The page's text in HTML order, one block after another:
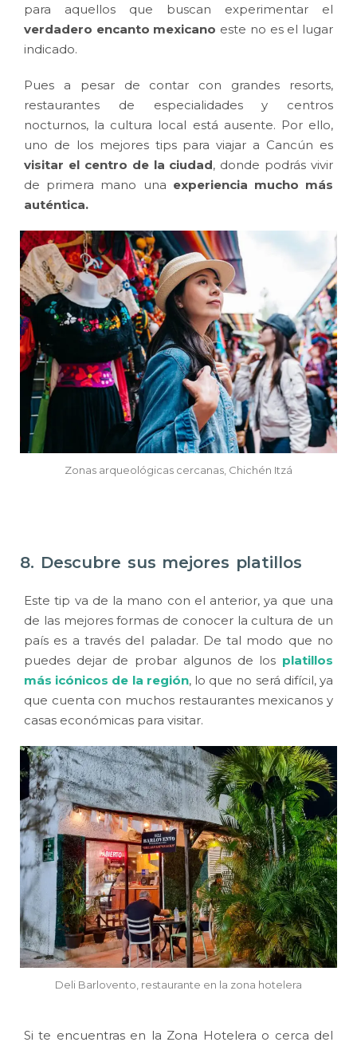
para aquellos que buscan experimentar el
verdadero encanto mexicano este no es el lugar
indicado.
Pues a pesar de contar con grandes resorts,
restaurantes de especialidades y centros
nocturnos, la cultura local está ausente. Por ello,
uno de los mejores tips para viajar a Cancún es
visitar el centro de la ciudad, donde podrás vivir
de primera mano una experiencia mucho más
auténtica.
Zonas arqueológicas cercanas, Chichén Itzá
8. Descubre sus mejores platillos
Este tip va de la mano con el anterior, ya que una
de las mejores formas de conocer la cultura de un
país es a través del paladar. De tal modo que no
puedes dejar de probar algunos de los platillos
más icónicos de la región, lo que no será difícil, ya
que cuenta con muchos restaurantes mexicanos y
casas económicas para visitar.
Deli Barlovento, restaurante en la zona hotelera
Si te encuentras en la Zona Hotelera o cerca del